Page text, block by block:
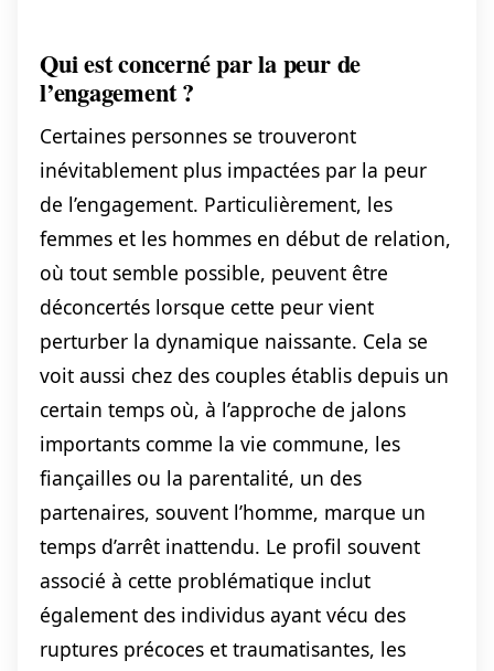
Qui est concerné par la peur de
l’engagement ?
Certaines personnes se trouveront
inévitablement plus impactées par la peur
de l’engagement. Particulièrement, les
femmes et les hommes en début de relation,
où tout semble possible, peuvent être
déconcertés lorsque cette peur vient
perturber la dynamique naissante. Cela se
voit aussi chez des couples établis depuis un
certain temps où, à l’approche de jalons
importants comme la vie commune, les
fiançailles ou la parentalité, un des
partenaires, souvent l’homme, marque un
temps d’arrêt inattendu. Le profil souvent
associé à cette problématique inclut
également des individus ayant vécu des
ruptures précoces et traumatisantes, les